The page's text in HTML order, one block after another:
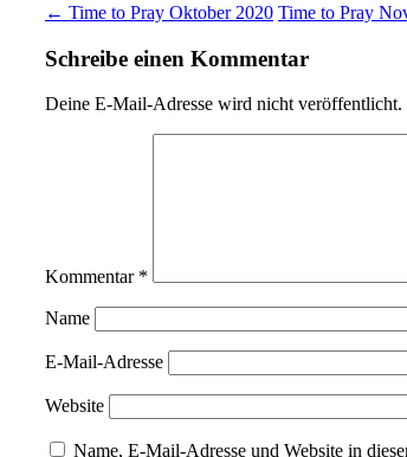
← Time to Pray Oktober 2020 Time to Pray
Schreibe einen Kommentar
Deine E-Mail-Adresse wird nicht veröffentlicht.
Kommentar *
Name
E-Mail-Adresse
Website
Name, E-Mail-Adresse und Website in